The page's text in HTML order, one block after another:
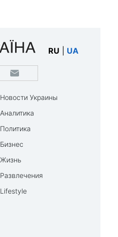
RU UA
Новости Украины
Аналитика
Политика
Бизнес
Жизнь
Развлечения
Lifestyle